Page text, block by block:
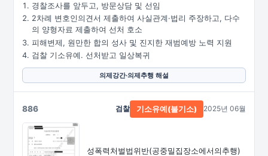
경찰조사를 앞두고, 방문상담 및 선임
2차례 변호인의견서 제출하여 사실관계·법리 주장하고, 다수
의 양형자료 제출하여 선처 호소
피해변제, 원만한 합의 성사 및 진지한 재범예방 노력 지원
검찰 기소유예. 선처받고 일상복귀
의제강간·의제추행 해설
886
성폭력처벌법위반(공중밀집장소에서의추행)
검찰 기소유예(불기소) 2025년 06월